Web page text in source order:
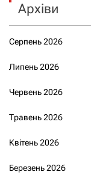
Архіви
Серпень 2026
Липень 2026
Червень 2026
Травень 2026
Квітень 2026
Березень 2026